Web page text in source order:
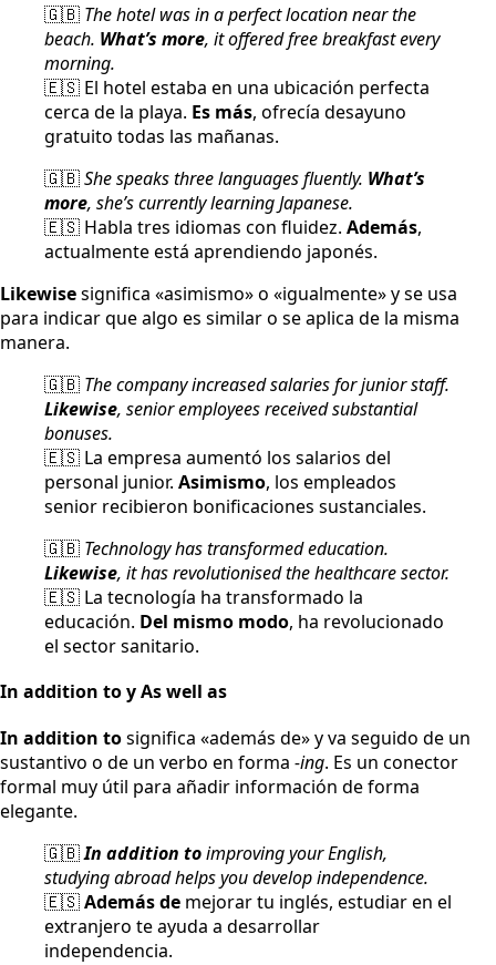
🇬🇧 The hotel was in a perfect location near the
beach. What’s more, it offered free breakfast every
morning.
🇪🇸 El hotel estaba en una ubicación perfecta
cerca de la playa. Es más, ofrecía desayuno
gratuito todas las mañanas.
🇬🇧She speaks three languages fluently. What’s
more, she’s currently learning Japanese.
🇪🇸 Habla tres idiomas con fluidez. Además,
actualmente está aprendiendo japonés.
Likewisesignifica «asimismo» o «igualmente» y se usa
para indicar que algo es similar o se aplica de la misma
manera.
🇬🇧 The company increased salaries for junior staff.
Likewise, senior employees received substantial
bonuses.
🇪🇸 La empresa aumentó los salarios del
personal junior. Asimismo, los empleados
senior recibieron bonificaciones sustanciales.
🇬🇧 Technology has transformed education.
Likewise, it has revolutionised the healthcare sector.
🇪🇸 La tecnología ha transformado la
educación. Del mismo modo, ha revolucionado
el sector sanitario.
In addition to y As well as
In addition tosignifica «además de» y va seguido de un
sustantivo o de un verbo en forma -ing. Es un conector
formal muy útil para añadir información de forma
elegante.
🇬🇧In addition toimproving your English,
studying abroad helps you develop independence.
🇪🇸Además de mejorar tu inglés, estudiar en el
extranjero te ayuda a desarrollar
independencia.